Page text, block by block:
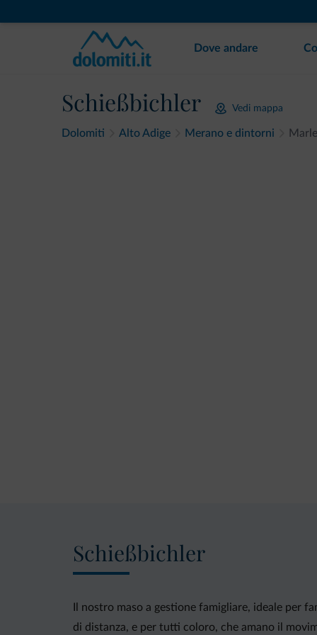
Dove andare
Schießbichler Vedi mappa
Dolomiti Alto Adige Merano e dintorni
Schießbichler
Il nostro maso a gestione famigliare, ideale per
di distanza, e per tutti coloro, che amano il